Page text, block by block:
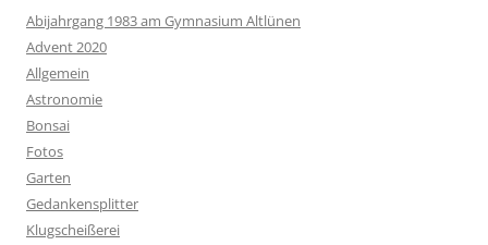
Abijahrgang 1983 am Gymnasium Altlünen
Advent 2020
Allgemein
Astronomie
Bonsai
Fotos
Garten
Gedankensplitter
Klugscheißerei